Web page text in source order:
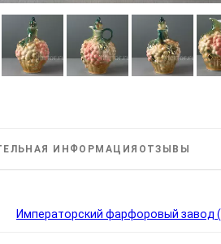
ИНФОРМАЦИЯ ОТЗЫВЫ
Императорский фарфоровый завод